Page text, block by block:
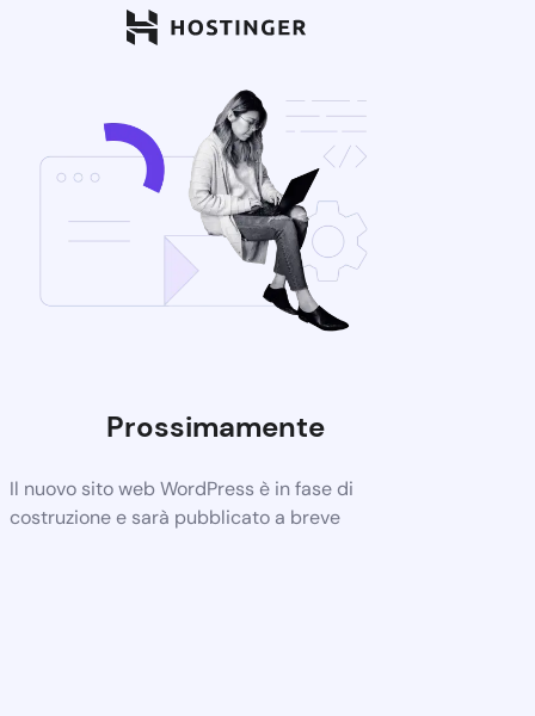
Prossimamente
Il nuovo sito web WordPress è in fase di
costruzione e sarà pubblicato a breve